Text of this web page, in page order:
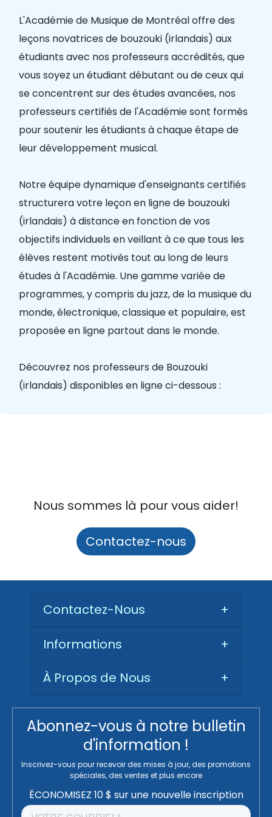
L'Académie de Musique de Montréal offre des
leçons novatrices de bouzouki (irlandais) aux
étudiants avec nos professeurs accrédités, que
vous soyez un étudiant débutant ou de ceux qui
se concentrent sur des études avancées, nos
professeurs certifiés de l'Académie sont formés
pour soutenir les étudiants à chaque étape de
leur développement musical.
Notre équipe dynamique d'enseignants certifiés
structurera votre leçon en ligne de bouzouki
(irlandais) à distance en fonction de vos
objectifs individuels en veillant à ce que tous les
élèves restent motivés tout au long de leurs
études à l'Académie. Une gamme variée de
programmes, y compris du jazz, de la musique du
monde, électronique, classique et populaire, est
proposée en ligne partout dans le monde.
Découvrez nos professeurs de Bouzouki
(irlandais) disponibles en ligne ci-dessous :
Nous sommes là pour vous aider!
Contactez-nous
Contactez-Nous +
Informations
+
À Propos de Nous
+
Abonnez-vous à notre bulletin
d'information !
Inscrivez-vous pour recevoir des mises à jour, des promotions
spéciales, des ventes et plus encore